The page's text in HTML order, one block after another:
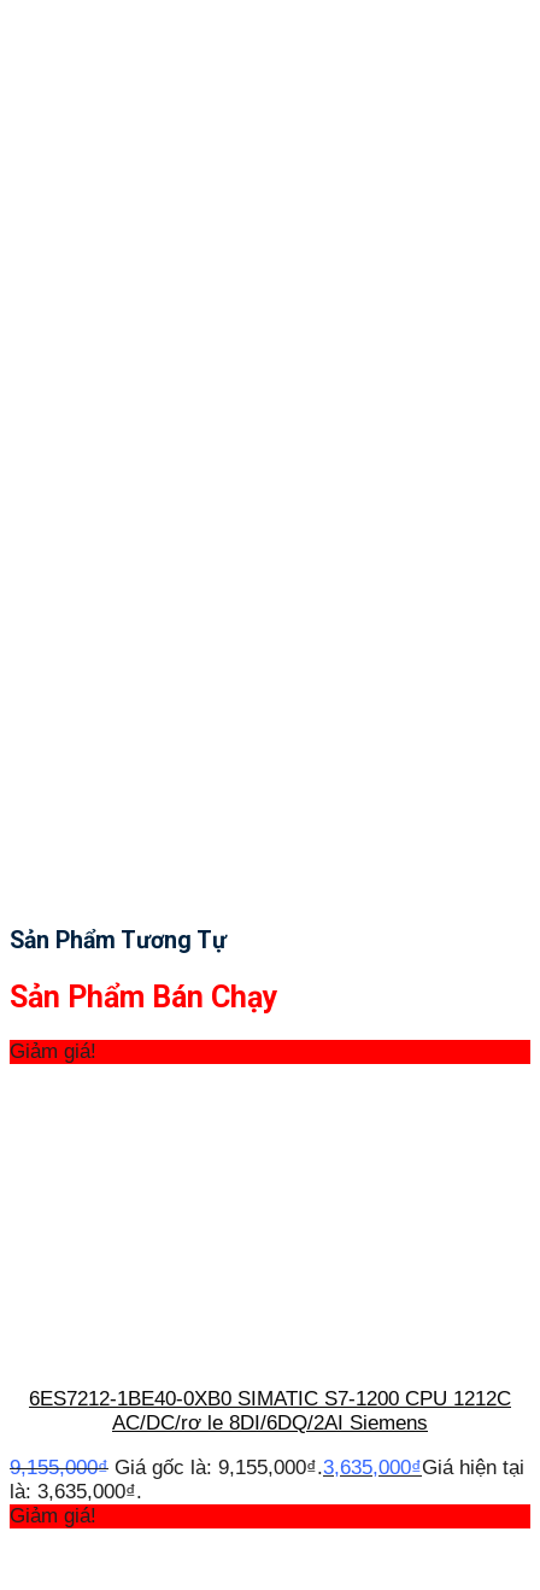
Sản Phẩm Tương Tự
Sản Phẩm Bán Chạy
Giảm giá!
6ES7212-1BE40-0XB0 SIMATIC S7-1200 CPU 1212C
AC/DC/rơ le 8DI/6DQ/2AI Siemens
9,155,000₫ Giá gốc là: 9,155,000₫.3,635,000₫Giá hiện tại
là: 3,635,000₫.
Giảm giá!